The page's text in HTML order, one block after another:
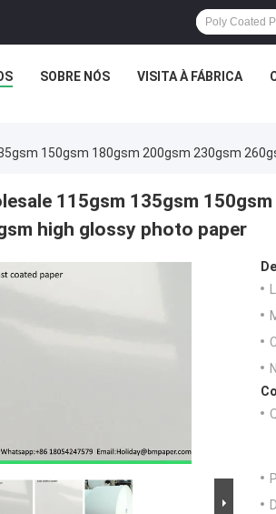
SOBRE NÓS VISITA À FÁBRICA
150gsm 180gsm 200gsm 230gsm
115gsm 135gsm
high glossy photo paper